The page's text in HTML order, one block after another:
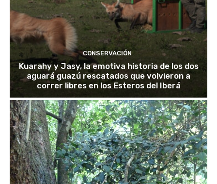
CONSERVACIÓN
Kuarahy y Jasy, la emotiva historia de los dos
aguará guazú rescatados que volvieron a
correr libres en los Esteros del Iberá